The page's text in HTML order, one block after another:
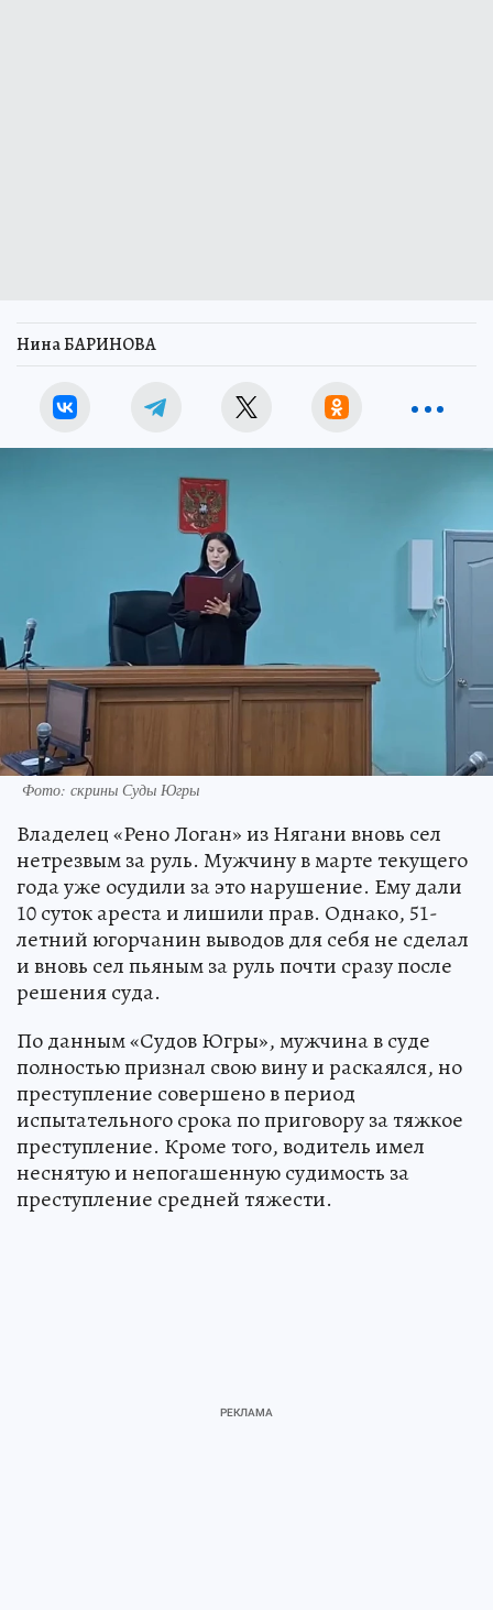
Нина БАРИНОВА
Фото: скрины Суды Югры
Владелец «Рено Логан» из Нягани вновь сел
нетрезвым за руль. Мужчину в марте текущего
года уже осудили за это нарушение. Ему дали
10 суток ареста и лишили прав. Однако, 51-
летний югорчанин выводов для себя не сделал
и вновь сел пьяным за руль почти сразу после
решения суда.
По данным «Судов Югры», мужчина в суде
полностью признал свою вину и раскаялся, но
преступление совершено в период
испытательного срока по приговору за тяжкое
преступление. Кроме того, водитель имел
неснятую и непогашенную судимость за
преступление средней тяжести.